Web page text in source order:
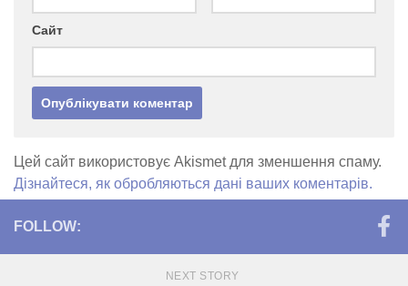
Сайт
Цей сайт використовує Akismet для зменшення спаму.
Дізнайтеся, як обробляються дані ваших коментарів.
FOLLOW:
NEXT STORY